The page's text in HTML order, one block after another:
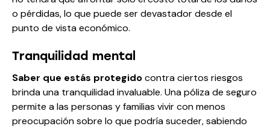
o pérdidas, lo que puede ser devastador desde el
punto de vista económico.
Tranquilidad mental
Saber que estás protegidocontra ciertos riesgos
brinda una tranquilidad invaluable. Una póliza de seguro
permite a las personas y familias vivir con menos
preocupación sobre lo que podría suceder, sabiendo